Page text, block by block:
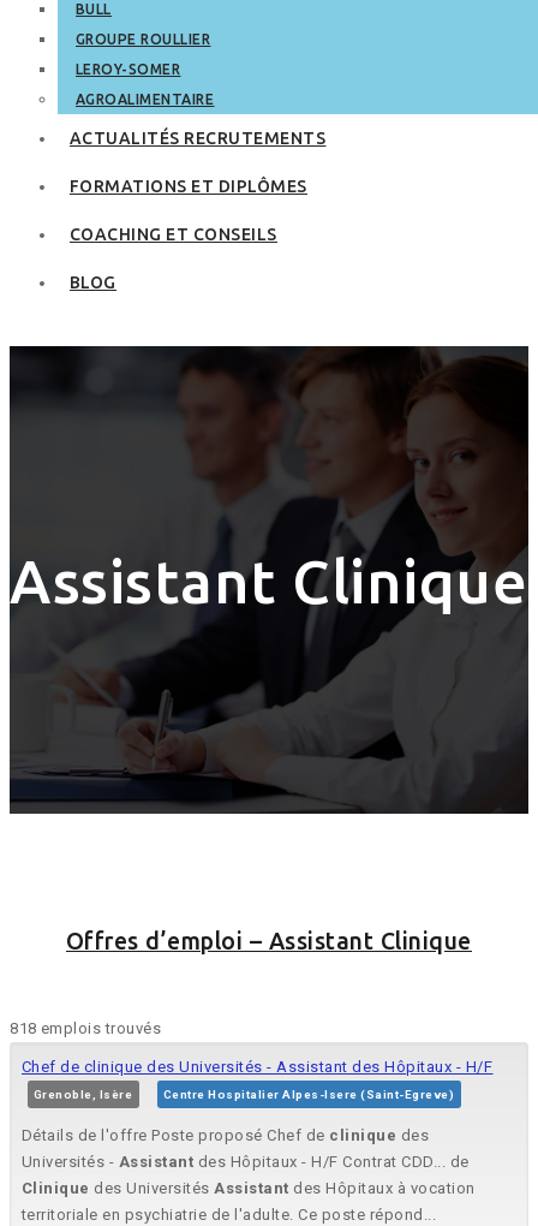
BULL
GROUPE ROULLIER
LEROY-SOMER
AGROALIMENTAIRE
ACTUALITÉS RECRUTEMENTS
FORMATIONS ET DIPLÔMES
COACHING ET CONSEILS
BLOG
Assistant Clinique
Offres d’emploi – Assistant Clinique
818 emplois trouvés
Chef de clinique des Universités - Assistant des Hôpitaux - H/F
Grenoble, Isère Centre Hospitalier Alpes-Isere (Saint-Egreve)
Détails de l'offre Poste proposé Chef de clinique des
Universités - Assistant des Hôpitaux - H/F Contrat CDD... de
Clinique des UniversitésAssistant des Hôpitaux à vocation
territoriale en psychiatrie de l'adulte. Ce poste répond...